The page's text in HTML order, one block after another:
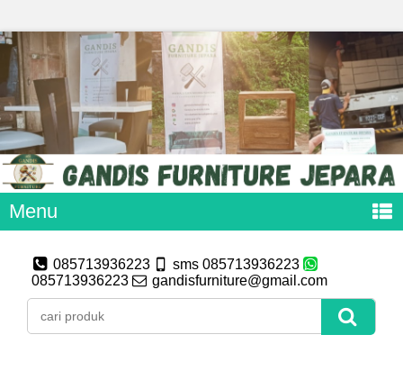
Menu
085713936223
sms 085713936223
085713936223
gandisfurniture@gmail.com